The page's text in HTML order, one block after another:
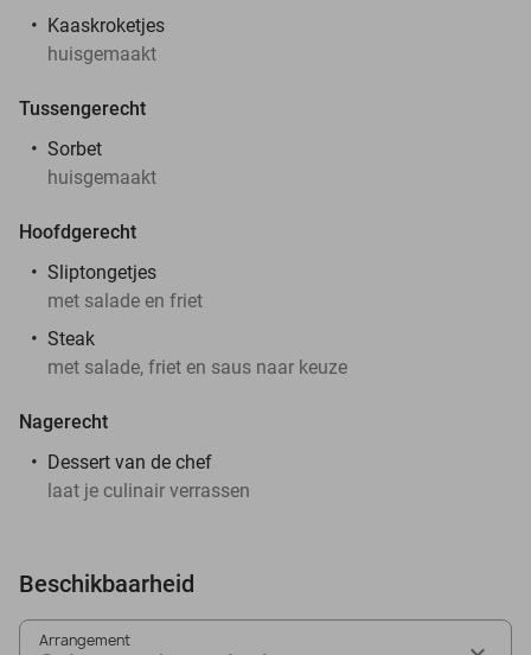
Kaaskroketjes
huisgemaakt
Tussengerecht
Sorbet
huisgemaakt
Hoofdgerecht
Sliptongetjes
met salade en friet
Steak
met salade, friet en saus naar keuze
Nagerecht
Dessert van de chef
laat je culinair verrassen
Beschikbaarheid
Arrangement